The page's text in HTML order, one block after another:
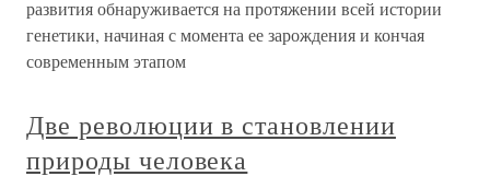
развития обнаруживается на протяжении всей истории
генетики, начиная с момента ее зарождения и кончая
современным этапом
Две революции в становлении
природы человека